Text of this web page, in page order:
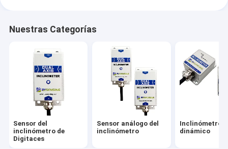
Microprocesador del sensor del giroscopio
Microprocesador del acelerómetro
Las demás
Nuestras Categorías
Sensor del
inclinómetro de
Digitaces
Sensor análogo del
inclinómetro
Inclinómetro
dinámico